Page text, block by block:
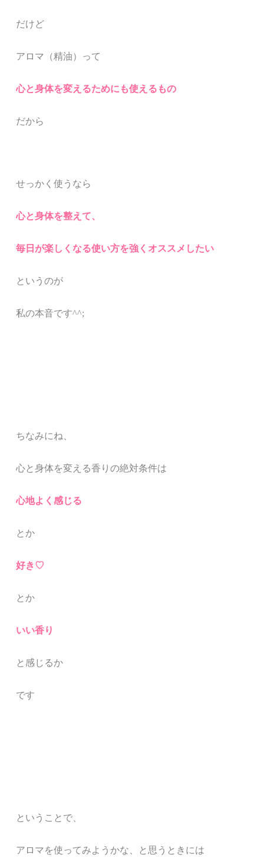
だけど
アロマ（精油）って
心と身体を変えるために も使えるもの
だから
せっかく使うなら
心と身体を整えて、
毎日が楽しくなる使い方を強くオススメしたい
というのが
私の本音です^^;
ちなみにね、
心と身体を変える香りの絶対条件は
心地よく感じる
とか
好き♡
とか
いい香り
と感じるか
です
ということで、
アロマを使ってみようかな、と思うときには